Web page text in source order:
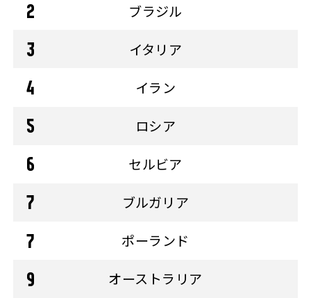
ブラジル
イタリア
イラン
ロシア
セルビア
ブルガリア
ポーランド
オーストラリア